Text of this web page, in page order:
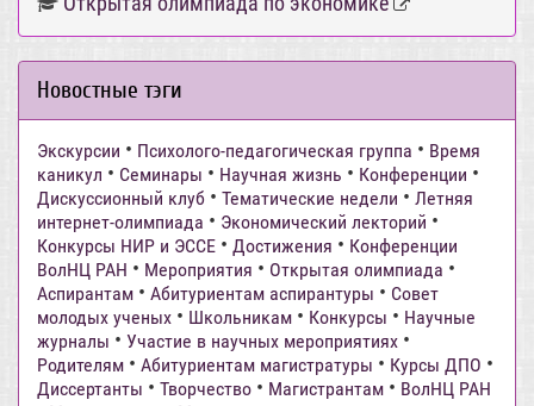
Новостные тэги
Экскурсии • Психолого-педагогическая группа • Время
каникул • Семинары • Научная жизнь • Конференции •
Дискуссионный клуб • Тематические недели • Летняя
интернет-олимпиада • Экономический лекторий •
Конкурсы НИР и ЭССЕ • Достижения • Конференции
ВолНЦ РАН • Мероприятия • Открытая олимпиада •
Аспирантам • Абитуриентам аспирантуры • Совет
молодых ученых • Школьникам • Конкурсы • Научные
журналы • Участие в научных мероприятиях •
Родителям • Абитуриентам магистратуры • Курсы ДПО •
Диссертанты • Творчество • Магистрантам • ВолНЦ РАН